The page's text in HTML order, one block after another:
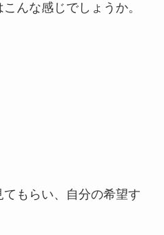
んな感じでしょうか。
もらい、自分の希望す